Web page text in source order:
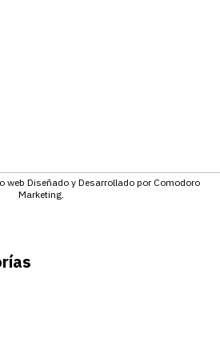
Diseñado y Desarrollado por Comodoro
Marketing.